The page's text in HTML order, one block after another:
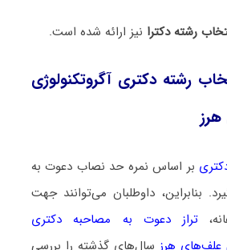
رشته دکترا نیز ارائه شده است.
رشته دکتری آگروتکنولوژی
بر اساس نمره حد نصاب دعوت به
بنابراین، داوطلبان می‌توانند جهت
تراز دعوت به مصاحبه دکتری
علف‌های هرز سال‌های گذشته را بررسی